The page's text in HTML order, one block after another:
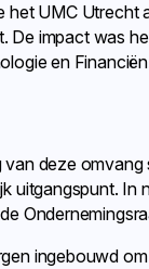
het UMC
De impact was
en
van deze
uitgangspunt.
ingebouwd